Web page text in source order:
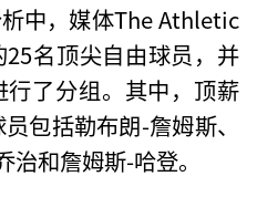
中，媒体The Athletic
名顶尖自由球员，并
了分组。其中，顶薪
包括勒布朗-詹姆斯、
和詹姆斯-哈登。